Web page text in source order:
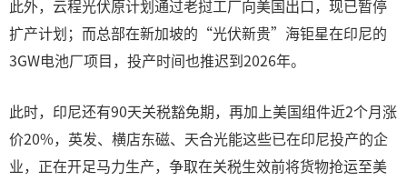
此外，云程光伏原计划通过老挝工厂向美国出口，现已暂停
扩产计划；而总部在新加坡的“光伏新贵”海钜星在印尼的
3GW电池厂项目，投产时间也推迟到2026年。
此时，印尼还有90天关税豁免期，再加上美国组件近2个月涨
价20%，英发、横店东磁、天合光能这些已在印尼投产的企
业，正在开足马力生产，争取在关税生效前将货物抢运至美